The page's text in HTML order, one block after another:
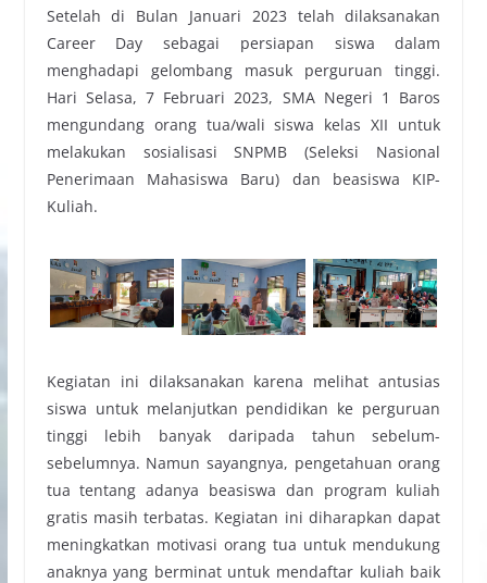
Setelah di Bulan Januari 2023 telah dilaksanakan
Career Day sebagai persiapan siswa dalam
menghadapi gelombang masuk perguruan tinggi.
Hari Selasa, 7 Februari 2023, SMA Negeri 1 Baros
mengundang orang tua/wali siswa kelas XII untuk
melakukan sosialisasi SNPMB (Seleksi Nasional
Penerimaan Mahasiswa Baru) dan beasiswa KIP-
Kuliah.
Kegiatan ini dilaksanakan karena melihat antusias
siswa untuk melanjutkan pendidikan ke perguruan
tinggi lebih banyak daripada tahun sebelum-
sebelumnya. Namun sayangnya, pengetahuan orang
tua tentang adanya beasiswa dan program kuliah
gratis masih terbatas. Kegiatan ini diharapkan dapat
meningkatkan motivasi orang tua untuk mendukung
anaknya yang berminat untuk mendaftar kuliah baik